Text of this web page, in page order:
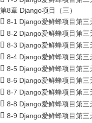
第8章 Django项目（三）
8-1 Django爱鲜蜂项目第三
8-2 Django爱鲜蜂项目第三
8-3 Django爱鲜蜂项目第三
8-4 Django爱鲜蜂项目第三
8-5 Django爱鲜蜂项目第三
8-6 Django爱鲜蜂项目第三
8-7 Django爱鲜蜂项目第三
8-8 Django爱鲜蜂项目第三
8-9 Django爱鲜蜂项目第三